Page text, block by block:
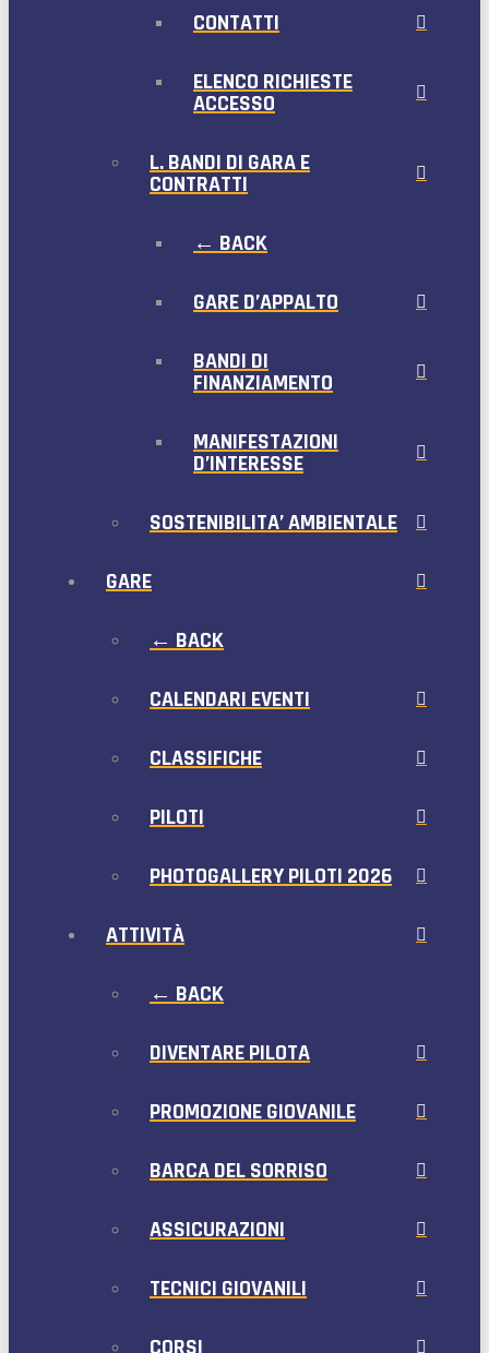
CONTATTI
ELENCO RICHIESTE
ACCESSO
L. BANDI DI GARA E
CONTRATTI
← BACK
GARE D’APPALTO
BANDI DI
FINANZIAMENTO
MANIFESTAZIONI
D’INTERESSE
SOSTENIBILITA’ AMBIENTALE
GARE
← BACK
CALENDARI EVENTI
CLASSIFICHE
PILOTI
PHOTOGALLERY PILOTI 2026
ATTIVITÀ
← BACK
DIVENTARE PILOTA
PROMOZIONE GIOVANILE
BARCA DEL SORRISO
ASSICURAZIONI
TECNICI GIOVANILI
CORSI